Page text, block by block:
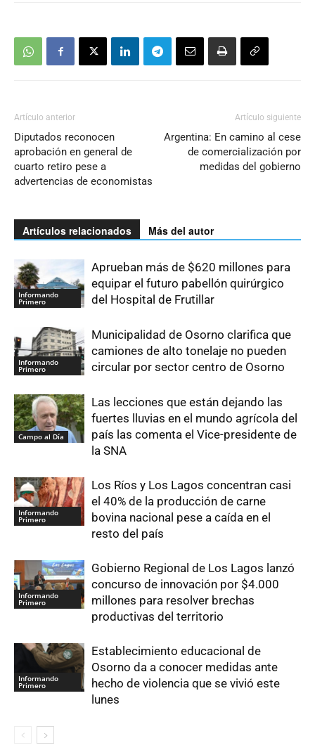
Artículo anterior
Diputados reconocen
aprobación en general de
cuarto retiro pese a
advertencias de economistas
Artículo siguiente
Argentina: En camino al cese
de comercialización por
medidas del gobierno
Artículos relacionados Más del autor
Informando
Primero
Aprueban más de $620 millones para
equipar el futuro pabellón quirúrgico
del Hospital de Frutillar
Informando
Primero
Municipalidad de Osorno clarifica que
camiones de alto tonelaje no pueden
circular por sector centro de Osorno
Campo al Día
Las lecciones que están dejando las
fuertes lluvias en el mundo agrícola del
país las comenta el Vice-presidente de
la SNA
Informando
Primero
Los Ríos y Los Lagos concentran casi
el 40% de la producción de carne
bovina nacional pese a caída en el
resto del país
Informando
Primero
Gobierno Regional de Los Lagos lanzó
concurso de innovación por $4.000
millones para resolver brechas
productivas del territorio
Informando
Primero
Establecimiento educacional de
Osorno da a conocer medidas ante
hecho de violencia que se vivió este
lunes